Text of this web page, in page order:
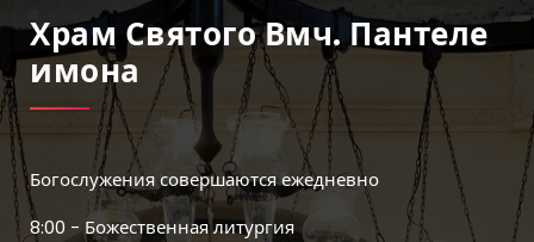
Храм Святого Вмч. Пантеле
Имона
Богослужения совершаются ежедневно
8:00 - Божественная литургия